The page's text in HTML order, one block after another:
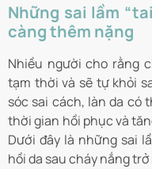
Những sai lầm
càng thêm nặng
Nhiều người cho rằng
tạm thời và sẽ tự khỏi
sóc sai cách, làn da có
thời gian hồi phục và
Dưới đây là những sai
hồi da sau cháy nắng